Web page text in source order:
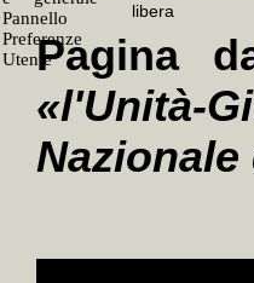
Pagina
«l'Unità-
Nazionale